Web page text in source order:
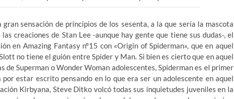
sensación de principios de los sesenta, a la que sería la mascota
creaciones de Stan Lee -aunque hay gente que tiene sus dudas-, el
en Amazing Fantasy nº15 con «Origin of Spiderman», que en aquel
no tiene el guión entre Spider y Man. Si bien es cierto que en aquel
de Superman o Wonder Woman adolescentes, Spiderman es el primer
estar escrito pensando en lo que era ser un adolescente en aquel
Kirbyana, Steve Ditko volcó todas sus inquietudes juveniles en la